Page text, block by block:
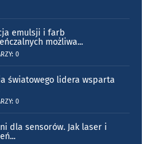
emulsji i farb
możliwa...
0
światowego lidera wsparta
0
dla sensorów. Jak laser i
...